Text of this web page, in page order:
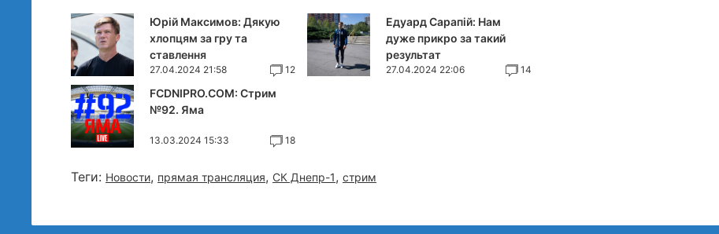
Юрій Максимов: Дякую
хлопцям за гру та
ставлення
27.04.2024 21:58 12
Едуард Сарапій: Нам
дуже прикро за такий
результат
27.04.2024 22:06 14
FCDNIPRO.COM: Стрим
№92. Яма
13.03.2024 15:33 18
Теги: Новости, прямая трансляция, СК Днепр-1, стрим